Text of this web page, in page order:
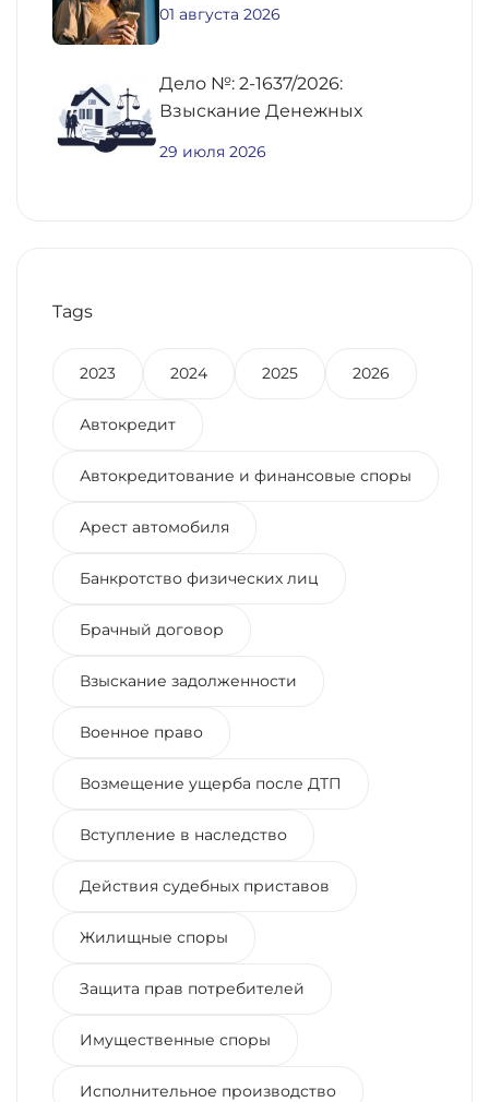
01 августа 2026
Дело №: 2-1637/2026:
Взыскание Денежных
29 июля 2026
Tags
2023 2024 2025 2026
Автокредит
Автокредитование и финансовые споры
Арест автомобиля
Банкротство физических лиц
Брачный договор
Взыскание задолженности
Военное право
Возмещение ущерба после ДТП
Вступление в наследство
Действия судебных приставов
Жилищные споры
Защита прав потребителей
Имущественные споры
Исполнительное производство